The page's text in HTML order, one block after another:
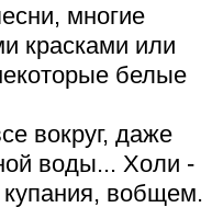
многие
красками или
белые
вокруг, даже
воды... Холи -
вобщем.